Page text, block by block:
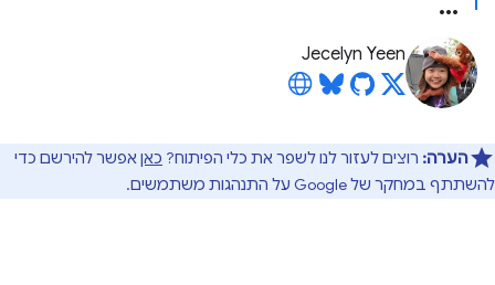
Jecelyn Yeen
הערה: רוצים לעזור לנו לשפר את כלי הפיתוח? כאןאפשר להירשם כדי
להשתתף במחקר של Google על התנהגות משתמשים.